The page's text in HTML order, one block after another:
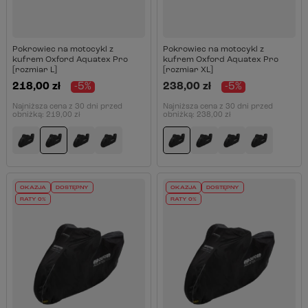
Pokrowiec na motocykl z
kufrem Oxford Aquatex Pro
[rozmiar L]
218,00 zł -5%
Najniższa cena z 30 dni przed
obniżką: 219,00 zł
Pokrowiec na motocykl z
kufrem Oxford Aquatex Pro
[rozmiar XL]
238,00 zł -5%
Najniższa cena z 30 dni przed
obniżką: 238,00 zł
OKAZJA DOSTĘPNY
RATY 0%
OKAZJA DOSTĘPNY
RATY 0%